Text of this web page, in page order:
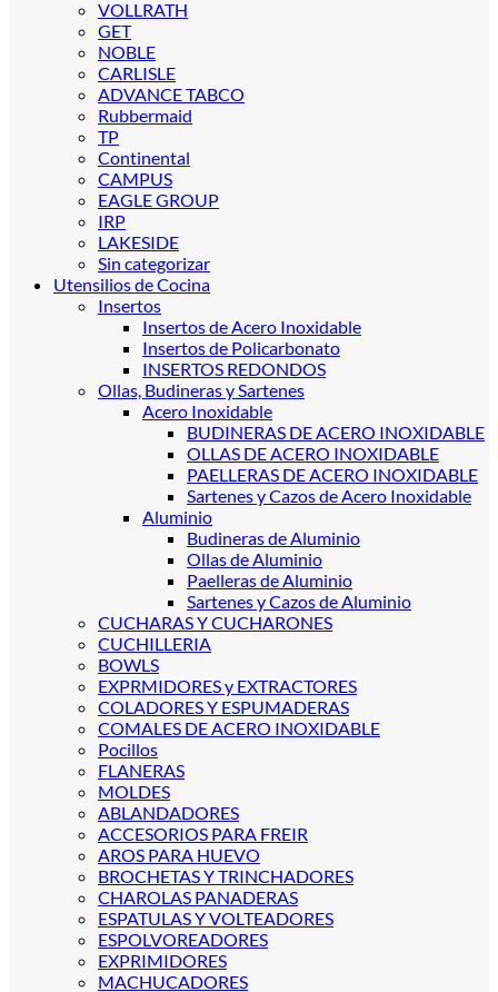
VOLLRATH
GET
NOBLE
CARLISLE
ADVANCE TABCO
Rubbermaid
TP
Continental
CAMPUS
EAGLE GROUP
IRP
LAKESIDE
Sin categorizar
Utensilios de Cocina
Insertos
Insertos de Acero Inoxidable
Insertos de Policarbonato
INSERTOS REDONDOS
Ollas, Budineras y Sartenes
Acero Inoxidable
BUDINERAS DE ACERO INOXIDABLE
OLLAS DE ACERO INOXIDABLE
PAELLERAS DE ACERO INOXIDABLE
Sartenes y Cazos de Acero Inoxidable
Aluminio
Budineras de Aluminio
Ollas de Aluminio
Paelleras de Aluminio
Sartenes y Cazos de Aluminio
CUCHARAS Y CUCHARONES
CUCHILLERIA
BOWLS
EXPRMIDORES y EXTRACTORES
COLADORES Y ESPUMADERAS
COMALES DE ACERO INOXIDABLE
Pocillos
FLANERAS
MOLDES
ABLANDADORES
ACCESORIOS PARA FREIR
AROS PARA HUEVO
BROCHETAS Y TRINCHADORES
CHAROLAS PANADERAS
ESPATULAS Y VOLTEADORES
ESPOLVOREADORES
EXPRIMIDORES
MACHUCADORES